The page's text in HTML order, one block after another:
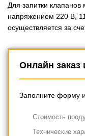
Для запитки клапанов
напряжением 220 В,
осуществляется за
Онлайн заказ
Заполните форму
Cтоимость
Технические